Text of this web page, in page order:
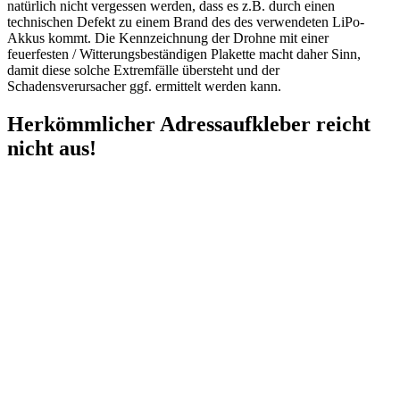
natürlich nicht vergessen werden, dass es z.B. durch einen
technischen Defekt zu einem Brand des des verwendeten LiPo-
Akkus kommt. Die Kennzeichnung der Drohne mit einer
feuerfesten / Witterungsbeständigen Plakette macht daher Sinn,
damit diese solche Extremfälle übersteht und der
Schadensverursacher ggf. ermittelt werden kann.
Herkömmlicher Adressaufkleber reicht
nicht aus!